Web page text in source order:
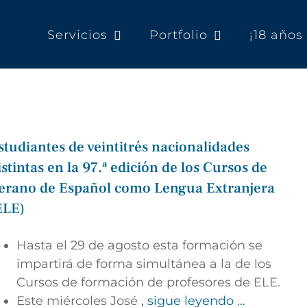
Servicios Portfolio ¡18
de veintitrés nacionalidades
en la 97.ª edición de los Cursos de
de Español como Lengua Extranjera
Hasta el 29 de agosto esta formación se
impartirá de forma simultánea a la de los
Cursos de formación de profesores de ELE.
Este miércoles José , sigue leyendo …